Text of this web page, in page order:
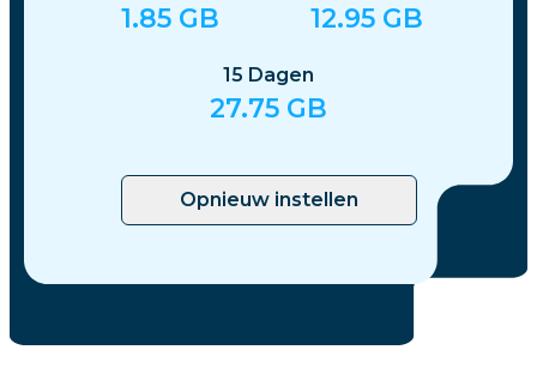
1.85 GB 12.95 GB
15 Dagen
27.75 GB
Opnieuw instellen